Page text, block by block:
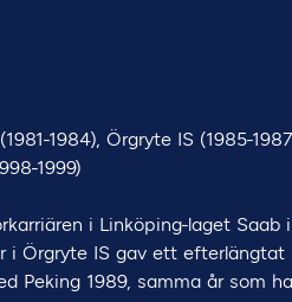
1984), Örgryte IS (1985-
1999)
i Linköping-laget Saab
i Örgryte IS gav ett efterlängtat
Peking 1989, samma år som